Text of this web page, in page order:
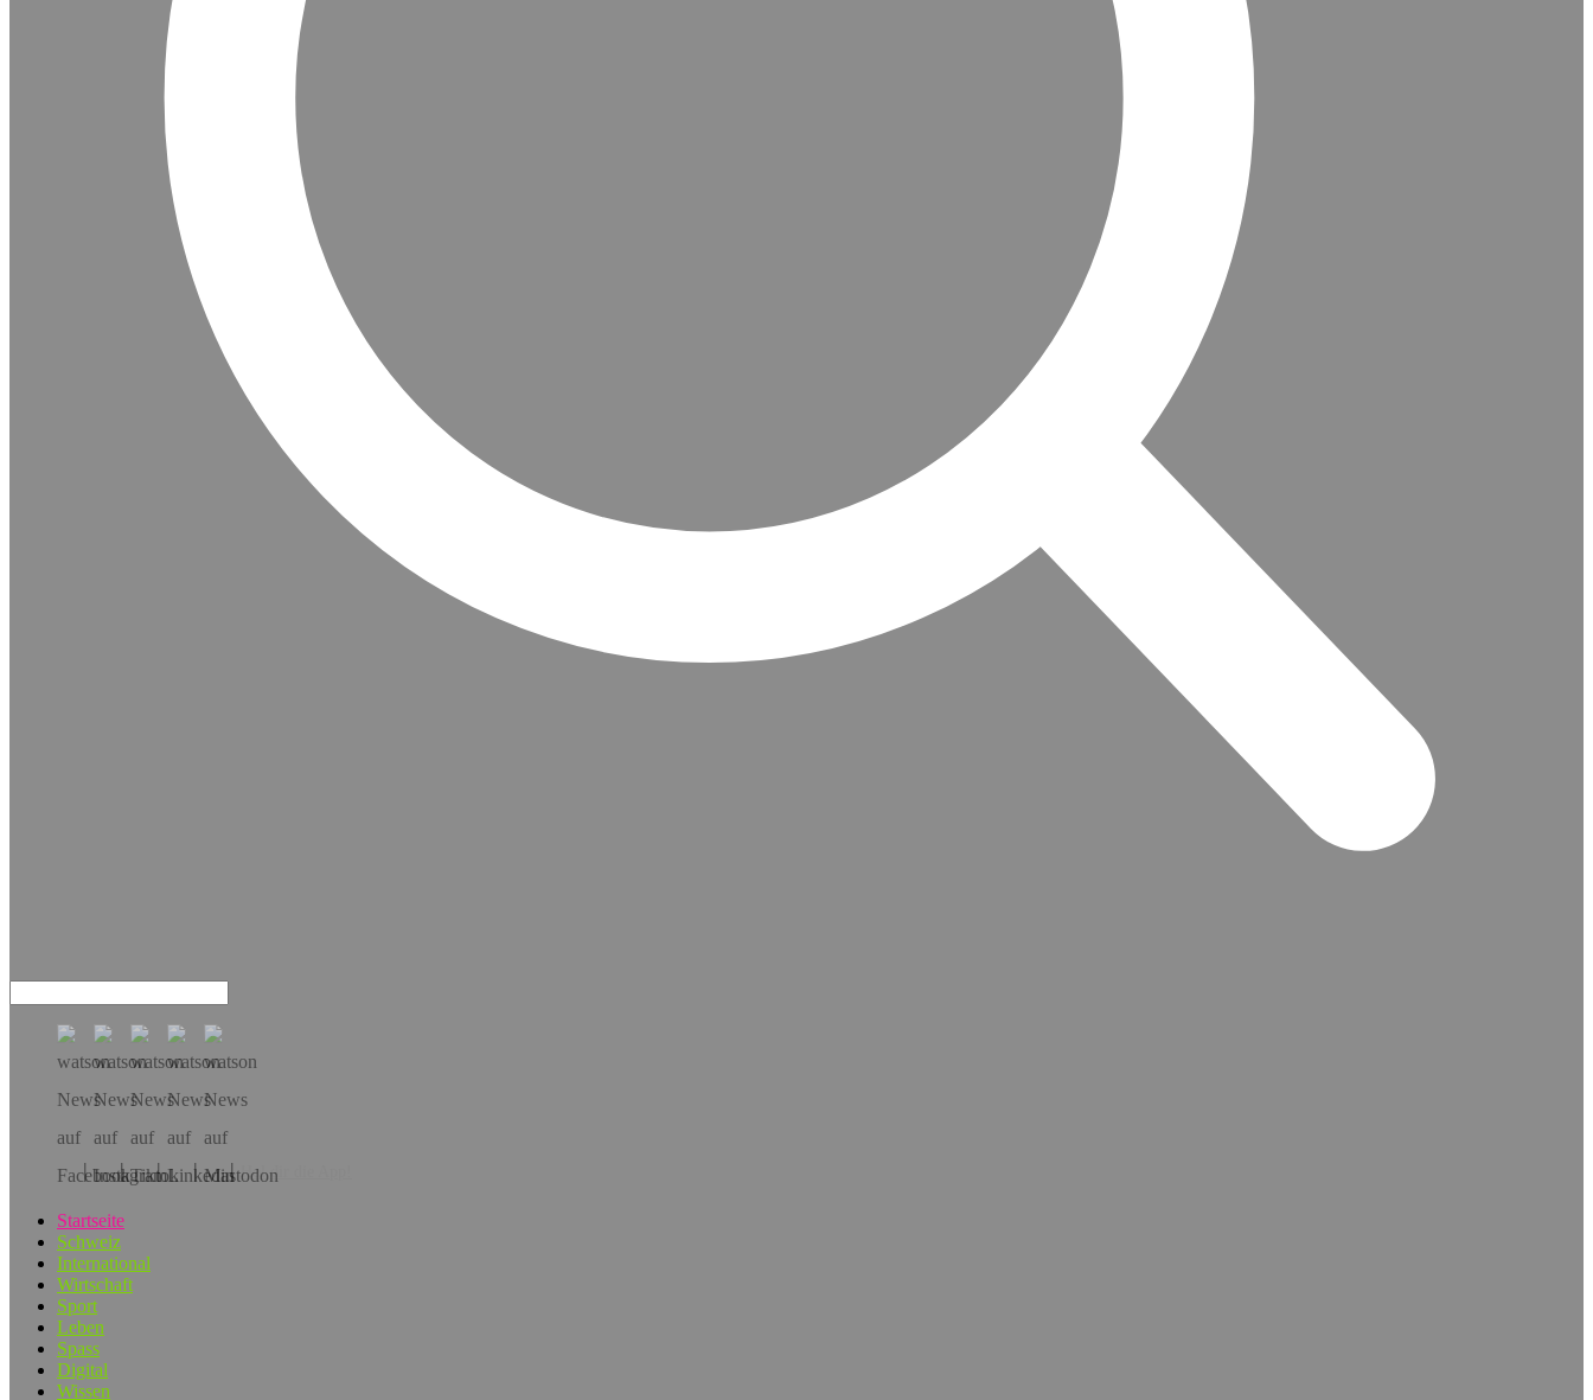
Hol dir die App!
Startseite
Schweiz
International
Wirtschaft
Sport
Leben
Spass
Digital
Wissen